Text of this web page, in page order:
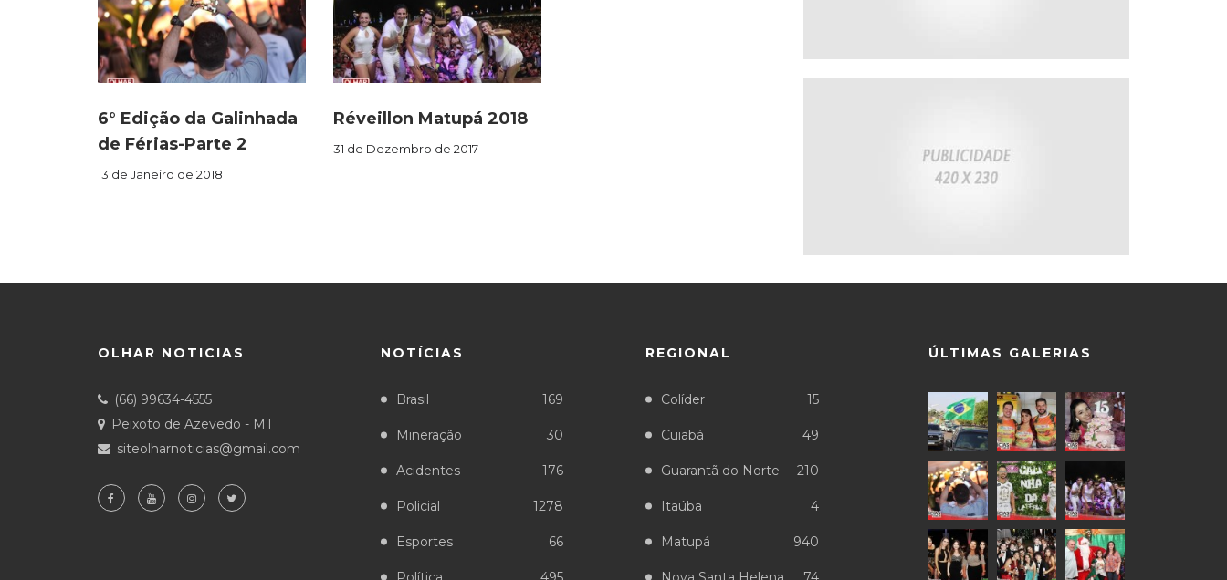
6° Edição da Galinhada
de Férias-Parte 2
13 de Janeiro de 2018
Réveillon Matupá 2018
31 de Dezembro de 2017
OLHAR NOTICIAS
(66) 99634-4555
Peixoto de Azevedo - MT
siteolharnoticias@gmail.com
NOTÍCIAS
Brasil 169
Mineração 30
Acidentes 176
Policial 1278
Esportes 66
REGIONAL
Colíder 15
Cuiabá 49
Guarantã do Norte 210
Itaúba 4
Matupá 940
ÚLTIMAS GALERIAS